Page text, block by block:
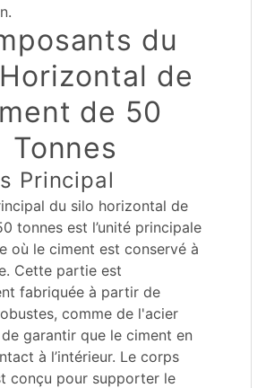
du
de
de 50
Tonnes
Principal
du silo horizontal de
tonnes est l’unité principale
où le ciment est conservé à
Cette partie est
fabriquée à partir de
comme de l'acier
garantir que le ciment en
à l’intérieur. Le corps
conçu pour supporter le